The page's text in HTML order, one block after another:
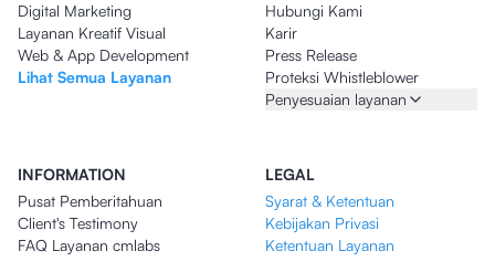
Digital Marketing
Layanan Kreatif Visual
Web & App Development
Lihat Semua Layanan
Hubungi Kami
Karir
Press Release
Proteksi Whistleblower
Penyesuaian layanan
INFORMATION
Pusat Pemberitahuan
Client's Testimony
FAQ Layanan cmlabs
LEGAL
Syarat & Ketentuan
Kebijakan Privasi
Ketentuan Layanan